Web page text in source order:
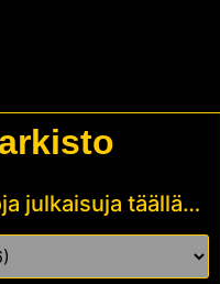
julkaisuja täällä…